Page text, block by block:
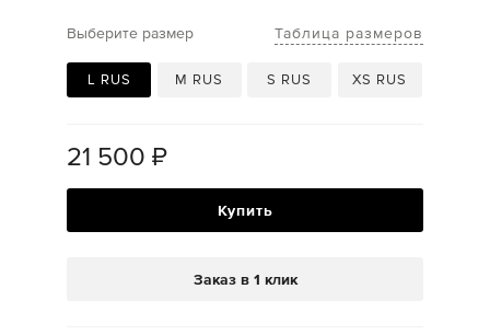
Выберите размер Таблица размеров
L RUS M RUS S RUS XS RUS
21 500 ₽
Купить
Заказ в 1 клик